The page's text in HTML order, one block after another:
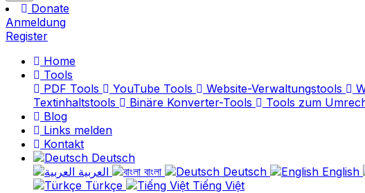
Donate
Anmeldung
Register
Home
Tools
PDF Tools
YouTube Tools Website-Verwaltungstools
Textinhaltstools
Binäre Konverter-Tools Tools zum
Blog
Links melden
Kontakt
Deutsch
বাংলা Deutsch English
Türkçe
Tiếng Việt